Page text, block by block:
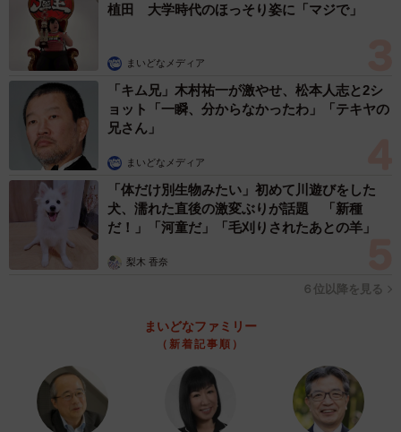
植田 大学時代のほっそり姿に「マジで」
まいどなメディア
「キム兄」木村祐一が激やせ、松本人志と2シ
ョット「一瞬、分からなかったわ」「テキヤの
兄さん」
まいどなメディア
「体だけ別生物みたい」初めて川遊びをした
犬、濡れた直後の激変ぶりが話題 「新種
だ！」「河童だ」「毛刈りされたあとの羊」
梨木 香奈
６位以降を見る
まいどなファミリー
（新着記事順）